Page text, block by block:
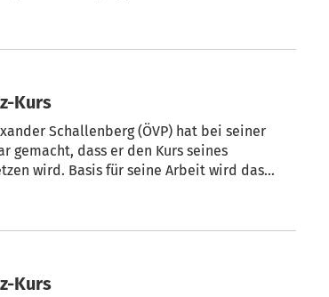
Kurs
Schallenberg (ÖVP) hat bei seiner
gemacht, dass er den Kurs seines
wird. Basis für seine Arbeit wird das
Kurs